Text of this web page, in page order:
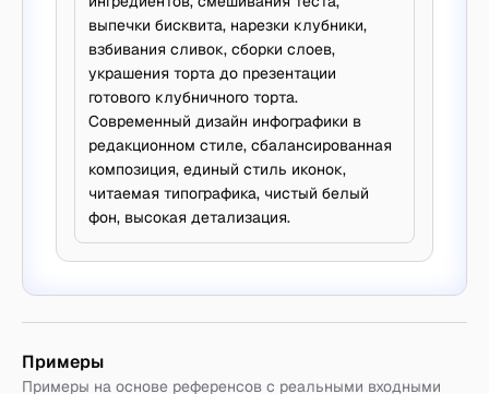
выпечки бисквита, нарезки клубники,
взбивания сливок, сборки слоев,
украшения торта до презентации
готового клубничного торта.
Современный дизайн инфографики в
редакционном стиле, сбалансированная
композиция, единый стиль иконок,
читаемая типографика, чистый белый
фон, высокая детализация.
Примеры
Примеры на основе референсов с реальными входными